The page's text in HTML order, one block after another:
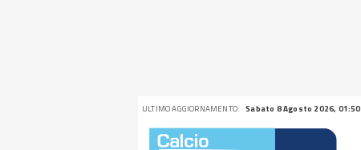
ULTIMO AGGIORNAMENTO: Sabato 8 Agosto 2026, 01:50